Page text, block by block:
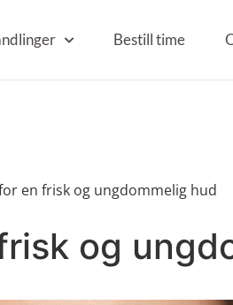
Bestill time
en frisk og ungdommelig hud
og